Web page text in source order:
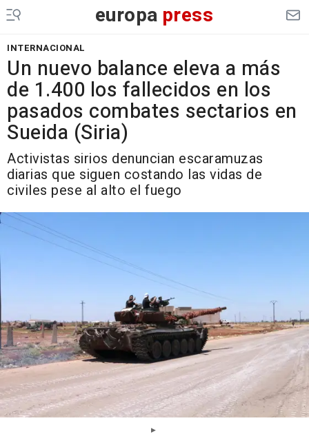
europa press
INTERNACIONAL
Un nuevo balance eleva a más
de 1.400 los fallecidos en los
pasados combates sectarios en
Sueida (Siria)
Activistas sirios denuncian escaramuzas
diarias que siguen costando las vidas de
civiles pese al alto el fuego